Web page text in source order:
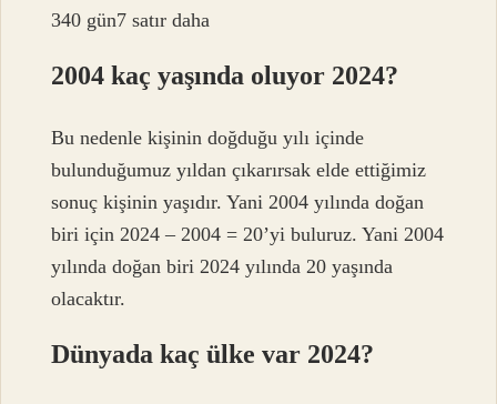
340 gün7 satır daha
2004 kaç yaşında oluyor 2024?
Bu nedenle kişinin doğduğu yılı içinde
bulunduğumuz yıldan çıkarırsak elde ettiğimiz
sonuç kişinin yaşıdır. Yani 2004 yılında doğan
biri için 2024 – 2004 = 20’yi buluruz. Yani 2004
yılında doğan biri 2024 yılında 20 yaşında
olacaktır.
Dünyada kaç ülke var 2024?